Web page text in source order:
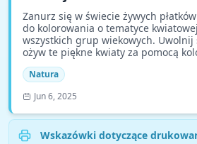
Zanurz się w świecie żywych
do kolorowania o tematyce
wszystkich grup wiekowych. Uwolnij
ożyw te piękne kwiaty za pomocą
Natura
Jun 6, 2025
Wskazówki dotyczące